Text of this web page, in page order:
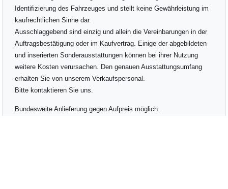
Identifizierung des Fahrzeuges und stellt keine Gewährleistung im
kaufrechtlichen Sinne dar.
Ausschlaggebend sind einzig und allein die Vereinbarungen in der
Auftragsbestätigung oder im Kaufvertrag. Einige der abgebildeten
und inserierten Sonderausstattungen können bei ihrer Nutzung
weitere Kosten verursachen. Den genauen Ausstattungsumfang
erhalten Sie von unserem Verkaufspersonal.
Bitte kontaktieren Sie uns.
Bundesweite Anlieferung gegen Aufpreis möglich.